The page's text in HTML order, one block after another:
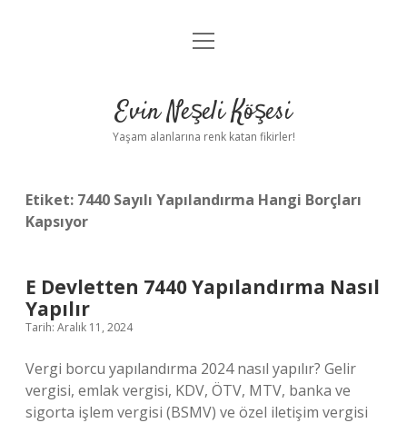
Anasayfa
Yasal Uyarı
menüyü
Evin Neşeli Köşesi
Yaşam alanlarına renk katan fikirler!
Etiket: 7440 Sayılı Yapılandırma Hangi Borçları
Kapsıyor
E Devletten 7440 Yapılandırma Nasıl
Yapılır
Tarih: Aralık 11, 2024
Vergi borcu yapılandırma 2024 nasıl yapılır? Gelir
vergisi, emlak vergisi, KDV, ÖTV, MTV, banka ve
sigorta işlem vergisi (BSMV) ve özel iletişim vergisi